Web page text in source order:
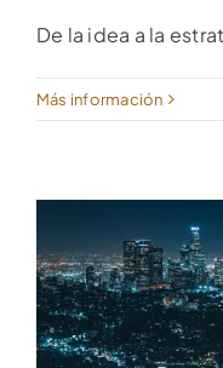
De la idea a la
Más información